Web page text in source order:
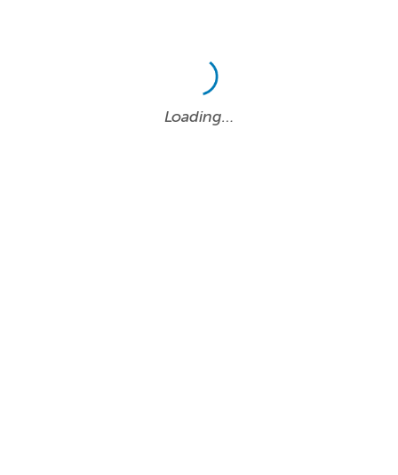
Loading…